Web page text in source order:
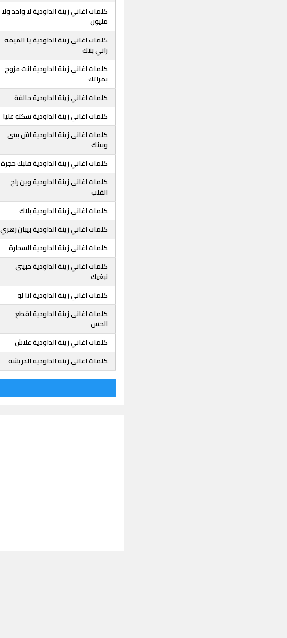
كلمات اغاني زينة الداودية لا واحد ولا
مليون
كلمات اغاني زينة الداودية يا الميمه
راني بنتك
كلمات اغاني زينة الداودية انت مزوج
بمراتك
كلمات اغاني زينة الداودية حالفة
كلمات اغاني زينة الداودية سكتو عليا
كلمات اغاني زينة الداودية اش بيني
وبينك
كلمات اغاني زينة الداودية قلبك حجرة
كلمات اغاني زينة الداودية وين راح
القلب
كلمات اغاني زينة الداودية بلاك
كلمات اغاني زينة الداودية بيبان زهري
كلمات اغاني زينة الداودية السحارة
كلمات اغاني زينة الداودية حبيبى
نبغيك
كلمات اغاني زينة الداودية انا لو
كلمات اغاني زينة الداودية اقطع
الحس
كلمات اغاني زينة الداودية علاش
كلمات اغاني زينة الداودية الدريشة